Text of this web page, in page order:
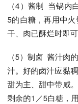
（4）酱制  当锅
5的白糖，再用中
干、肉已酥烂时即
（5）制卤  酱汁肉
汁。好的卤汁应黏
甜为主、甜中带咸
剩余的1／5白糖，